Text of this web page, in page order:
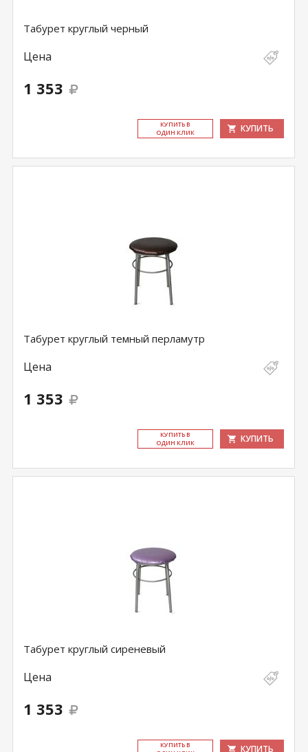
Табурет круглый черный
Цена
1 353
КУ­ПИТЬ В
ОДИН КЛИК
КУПИТЬ
Табурет круглый темный перламутр
Цена
1 353
КУ­ПИТЬ В
ОДИН КЛИК
КУПИТЬ
Табурет круглый сиреневый
Цена
1 353
КУ­ПИТЬ В
КУПИТЬ